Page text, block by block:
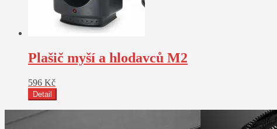
Plašič myší a hlodavců M2
596 Kč
Detail